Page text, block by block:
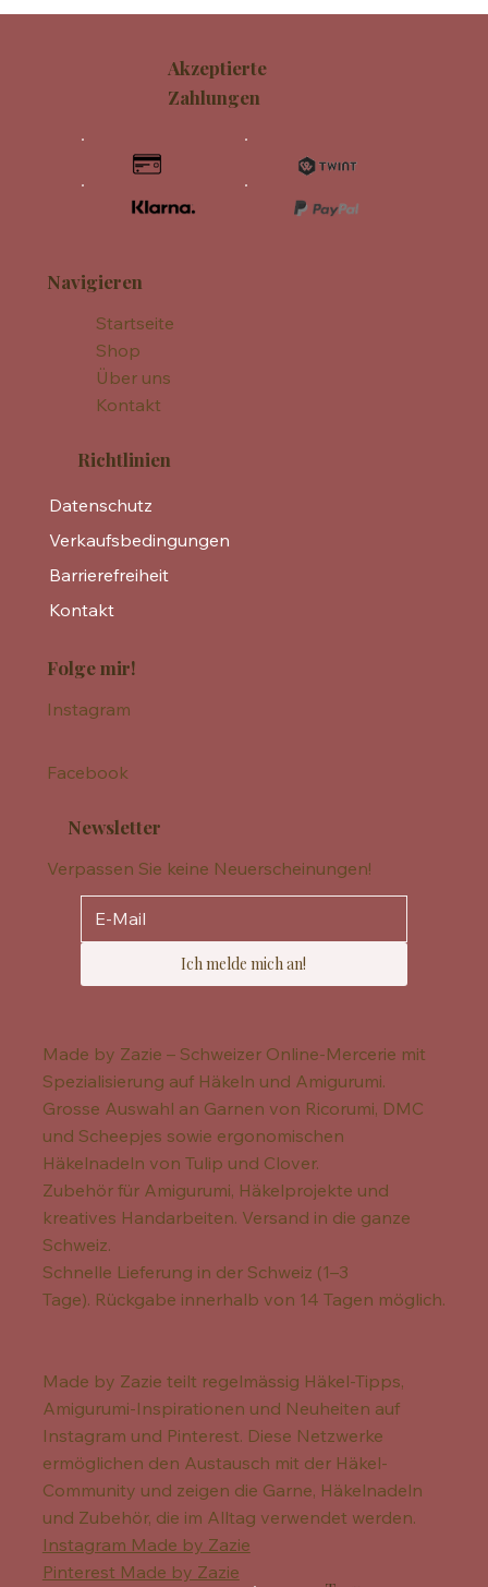
Navigieren
Startseite
Shop
Über uns
Kontakt
Richtlinien
Datenschutz
Verkaufsbedingungen
Barrierefreiheit
Kontakt
Folge mir!
Instagram
Facebook
Newsletter
Verpassen Sie keine Neuerscheinungen!
Ich melde mich an!
Made by Zazie – Schweizer Online-Mercerie mit
Spezialisierung auf Häkeln und Amigurumi.
Grosse Auswahl an Garnen von Ricorumi, DMC
und Scheepjes sowie ergonomischen
Häkelnadeln von Tulip und Clover.
Zubehör für Amigurumi, Häkelprojekte und
kreatives Handarbeiten. Versand in die ganze
Schweiz.
Schnelle Lieferung in der Schweiz (1–3
Tage). Rückgabe innerhalb von 14 Tagen möglich.
Made by Zazie teilt regelmässig Häkel-Tipps,
Amigurumi-Inspirationen und Neuheiten auf
Instagram und Pinterest. Diese Netzwerke
ermöglichen den Austausch mit der Häkel-
Community und zeigen die Garne, Häkelnadeln
und Zubehör, die im Alltag verwendet werden.
Instagram Made by Zazie
Pinterest Made by Zazie
Akzeptierte
Zahlungen